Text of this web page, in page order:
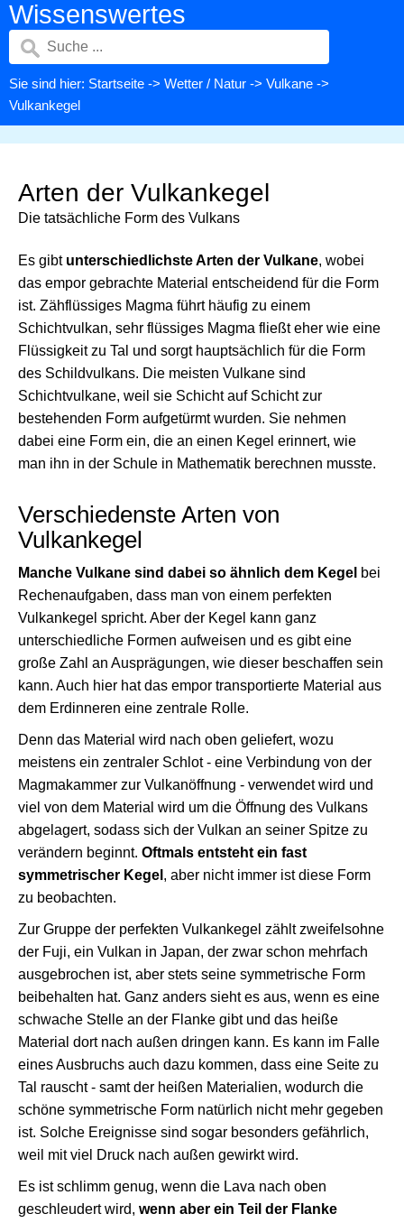
Wissenswertes
Sie sind hier: Startseite -> Wetter / Natur -> Vulkane ->
Vulkankegel
Arten der Vulkankegel
Die tatsächliche Form des Vulkans
Es gibt unterschiedlichste Arten der Vulkane, wobei
das empor gebrachte Material entscheidend für die Form
ist. Zähflüssiges Magma führt häufig zu einem
Schichtvulkan, sehr flüssiges Magma fließt eher wie eine
Flüssigkeit zu Tal und sorgt hauptsächlich für die Form
des Schildvulkans. Die meisten Vulkane sind
Schichtvulkane, weil sie Schicht auf Schicht zur
bestehenden Form aufgetürmt wurden. Sie nehmen
dabei eine Form ein, die an einen Kegel erinnert, wie
man ihn in der Schule in Mathematik berechnen musste.
Verschiedenste Arten von
Vulkankegel
Manche Vulkane sind dabei so ähnlich dem Kegel bei
Rechenaufgaben, dass man von einem perfekten
Vulkankegel spricht. Aber der Kegel kann ganz
unterschiedliche Formen aufweisen und es gibt eine
große Zahl an Ausprägungen, wie dieser beschaffen sein
kann. Auch hier hat das empor transportierte Material aus
dem Erdinneren eine zentrale Rolle.
Denn das Material wird nach oben geliefert, wozu
meistens ein zentraler Schlot - eine Verbindung von der
Magmakammer zur Vulkanöffnung - verwendet wird und
viel von dem Material wird um die Öffnung des Vulkans
abgelagert, sodass sich der Vulkan an seiner Spitze zu
verändern beginnt. Oftmals entsteht ein fast
symmetrischer Kegel , aber nicht immer ist diese Form
zu beobachten.
Zur Gruppe der perfekten Vulkankegel zählt zweifelsohne
der Fuji, ein Vulkan in Japan, der zwar schon mehrfach
ausgebrochen ist, aber stets seine symmetrische Form
beibehalten hat. Ganz anders sieht es aus, wenn es eine
schwache Stelle an der Flanke gibt und das heiße
Material dort nach außen dringen kann. Es kann im Falle
eines Ausbruchs auch dazu kommen, dass eine Seite zu
Tal rauscht - samt der heißen Materialien, wodurch die
schöne symmetrische Form natürlich nicht mehr gegeben
ist. Solche Ereignisse sind sogar besonders gefährlich,
weil mit viel Druck nach außen gewirkt wird.
Es ist schlimm genug, wenn die Lava nach oben
geschleudert wird, wenn aber ein Teil der Flanke